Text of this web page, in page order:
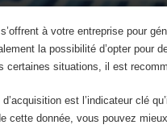
à votre entreprise pour
la possibilité d’opter pour
situations, il est
est l’indicateur clé
cette donnée, vous pouvez